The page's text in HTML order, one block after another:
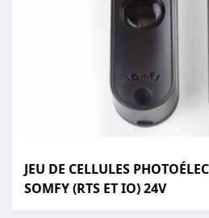
JEU DE CELLULES
SOMFY (RTS ET IO) 24V